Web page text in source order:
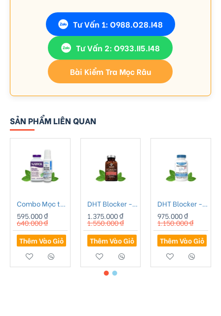
Tư Vấn 1: O988.O28.I48
Tư Vấn 2: O933.II5.I48
Bài Kiểm Tra Mọc Râu
SẢN PHẨM LIÊN QUAN
Combo Mọc tóc Minoxidil 2% Bailleul Pháp - 01
595.000 ₫
640.000 ₫
Thêm Vào Giỏ
DHT Blocker - Viên uống chống rụng tóc Advanced Trichology DHT Blocker
1.375.000 ₫
1.550.000 ₫
Thêm Vào Giỏ
DHT Blocker - Viên Uống Hỗ Trợ Mọc Tóc HairOmega DHT 43 Thành Phần Giúp Tóc Khỏe Mạnh
975.000 ₫
1.150.000 ₫
Thêm Vào Giỏ